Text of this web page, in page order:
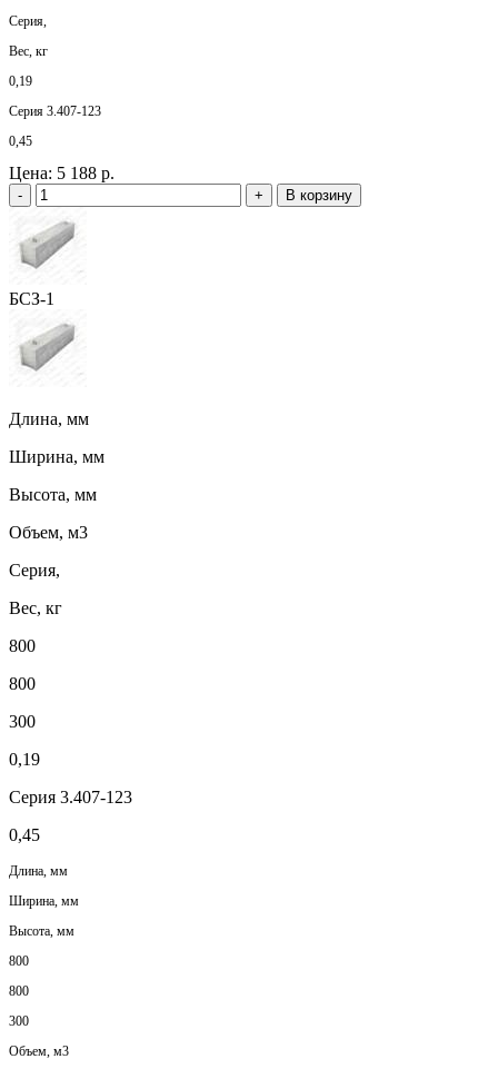
Серия,
Вес, кг
0,19
Серия 3.407-123
0,45
Цена: 5 188 р.
- + В корзину
БСЗ-1
Длина, мм
Ширина, мм
Высота, мм
Объем, м3
Серия,
Вес, кг
800
800
300
0,19
Серия 3.407-123
0,45
Длина, мм
Ширина, мм
Высота, мм
800
800
300
Объем, м3